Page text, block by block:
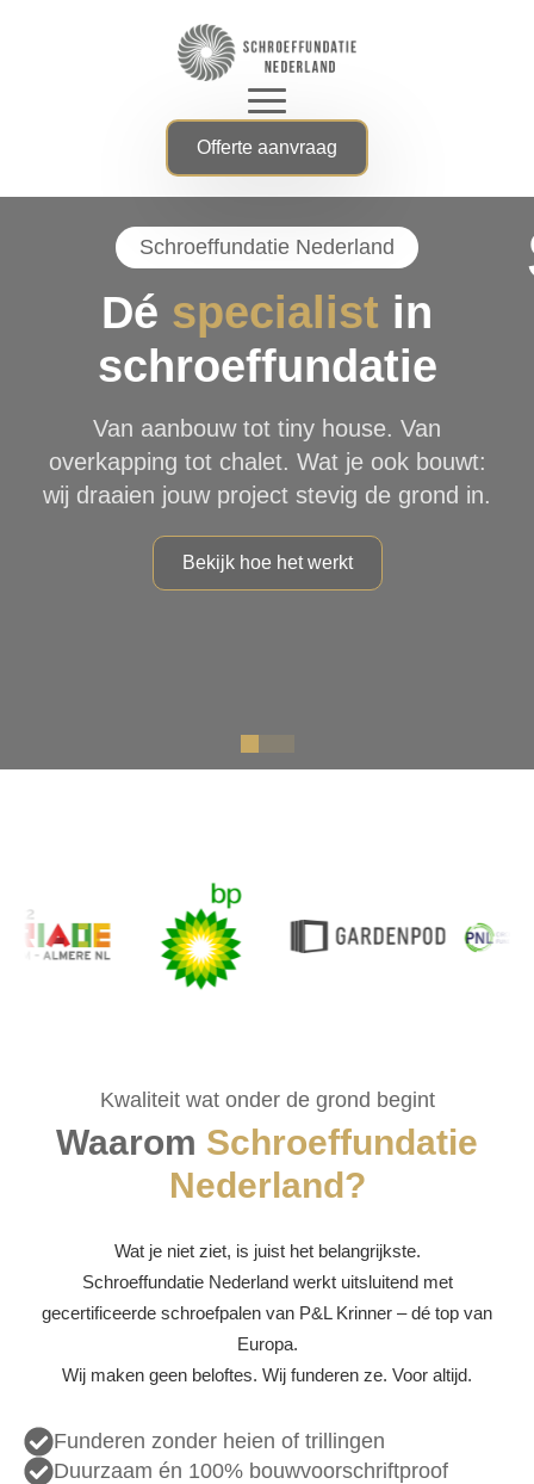
Offerte aanvraag
Schroeffundatie Nederland
Dé specialist in
schroeffundatie
Van aanbouw tot tiny house. Van
overkapping tot chalet. Wat je ook bouwt:
wij draaien jouw project stevig de grond in.
Bekijk hoe het werkt
Kwaliteit wat onder de grond begint
Waarom Schroeffundatie
Nederland?
Wat je niet ziet, is juist het belangrijkste.
Schroeffundatie Nederland werkt uitsluitend met
gecertificeerde schroefpalen van P&L Krinner – dé top van
Europa.
Wij maken geen beloftes. Wij funderen ze. Voor altijd.
Funderen zonder heien of trillingen
Duurzaam én 100% bouwvoorschriftproof